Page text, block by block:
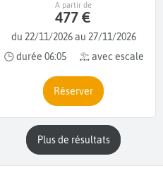
du 22/11/2026 au 27/11/2026
durée 06:05
avec escale
A partir de
477 €
Réserver
plus de résultats